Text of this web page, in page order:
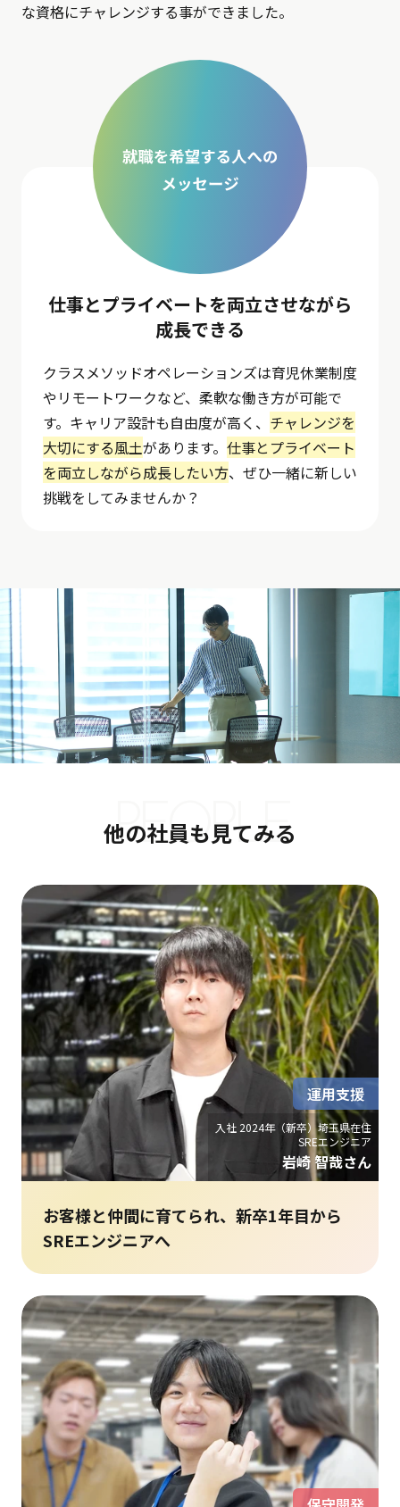
な資格にチャレンジする事ができました。
仕事とプライベートを両立させながら
成長できる
クラスメソッドオペレーションズは育児休業制度
やリモートワークなど、柔軟な働き方が可能で
す。キャリア設計も自由度が高く、 チャレンジを
大切にする風土があります。 仕事とプライベート
を両立しながら成長したい方、ぜひ一緒に新しい
挑戦をしてみませんか？
PEOPLE
他の社員も見てみる
入社 2024年（新卒）埼玉県在住
SREエンジニア
岩崎 智哉さん
運用支援
お客様と仲間に育てられ、新卒1年目から
SREエンジニアへ